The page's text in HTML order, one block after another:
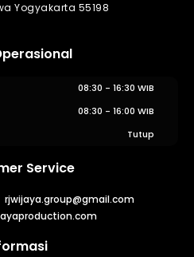
Yogyakarta 55198
08:30 - 16:30 WIB
08:30 - 16:00 WIB
Tutup
Service
rjwijaya.group@gmail.com